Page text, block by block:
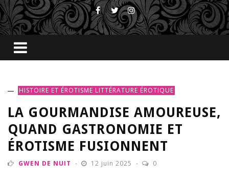
HISTOIRE ET ÉROTISME LITTÉRATURE ÉROTIQUE
LA GOURMANDISE AMOUREUSE,
QUAND GASTRONOMIE ET
ÉROTISME FUSIONNENT
GWEN DE NUIT 12 juin 2025 0